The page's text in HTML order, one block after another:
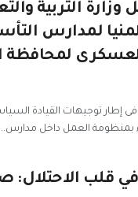
وزارة التربية
لمدارس
لمحافظة
توجيهات القيادة
بمنظومة العمل داخل مدارس...
قلب الاحتلال: